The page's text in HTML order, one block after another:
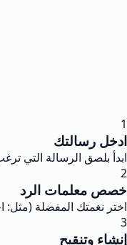
1
ادخل رسالتك
ابدأ بلصق الرسالة التي
2
خصص معلمات الرد
اختر نغمتك المفضلة (مثل:
3
إنشاء وتنقيح